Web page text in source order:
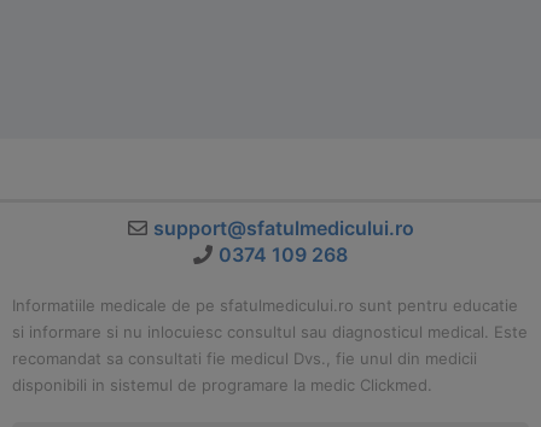
support@sfatulmedicului.ro
0374 109 268
Informatiile medicale de pe sfatulmedicului.ro sunt pentru educatie
si informare si nu inlocuiesc consultul sau diagnosticul medical. Este
recomandat sa consultati fie medicul Dvs., fie unul din medicii
disponibili in sistemul de programare la medic Clickmed.